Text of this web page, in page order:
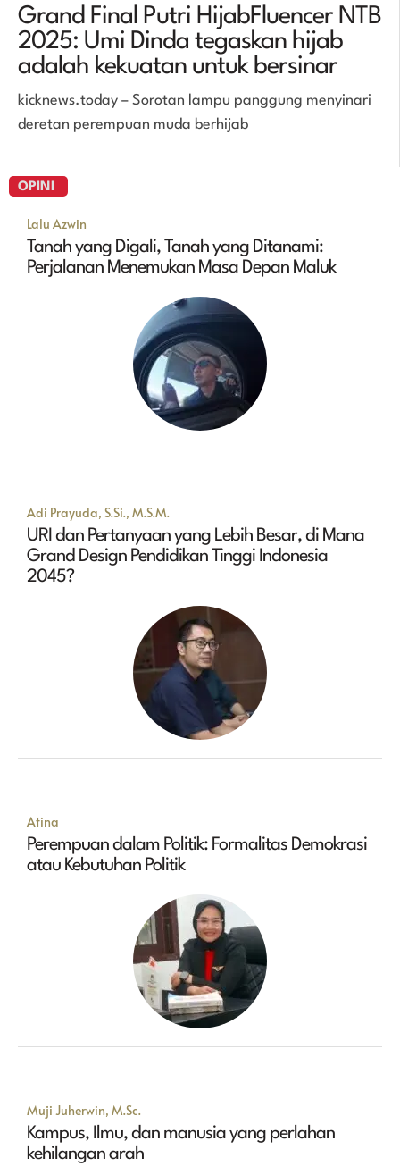
Grand Final Putri HijabFluencer NTB
2025: Umi Dinda tegaskan hijab
adalah kekuatan untuk bersinar
kicknews.today – Sorotan lampu panggung menyinari
deretan perempuan muda berhijab
OPINI
Lalu Azwin
Tanah yang Digali, Tanah yang Ditanami:
Perjalanan Menemukan Masa Depan Maluk
Adi Prayuda, S.Si., M.S.M.
URI dan Pertanyaan yang Lebih Besar, di Mana
Grand Design Pendidikan Tinggi Indonesia
2045?
Atina
Perempuan dalam Politik: Formalitas Demokrasi
atau Kebutuhan Politik
Muji Juherwin, M.Sc.
Kampus, Ilmu, dan manusia yang perlahan
kehilangan arah